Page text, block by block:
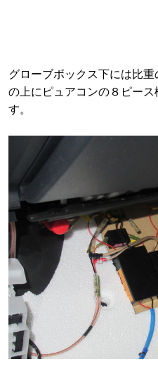
グローブボックス下には比
の上にピュアコンの８ピー
す。